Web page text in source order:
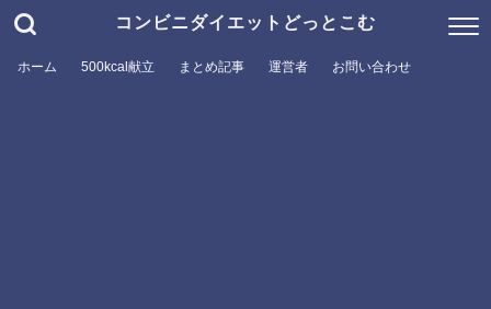
コンビニダイエットどっとこむ
ホーム 500kcal献立 まとめ記事 運営者 お問い合わせ